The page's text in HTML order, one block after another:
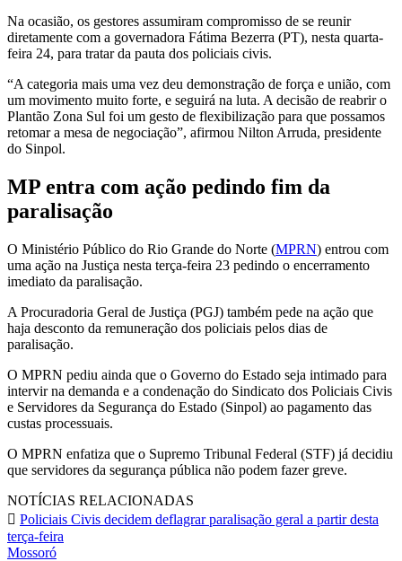
Na ocasião, os gestores assumiram compromisso de se reunir
diretamente com a governadora Fátima Bezerra (PT), nesta quarta-
feira 24, para tratar da pauta dos policiais civis.
“A categoria mais uma vez deu demonstração de força e união, com
um movimento muito forte, e seguirá na luta. A decisão de reabrir o
Plantão Zona Sul foi um gesto de flexibilização para que possamos
retomar a mesa de negociação”, afirmou Nilton Arruda, presidente
do Sinpol.
MP entra com ação pedindo fim da
paralisação
O Ministério Público do Rio Grande do Norte (MPRN) entrou com
uma ação na Justiça nesta terça-feira 23 pedindo o encerramento
imediato da paralisação.
A Procuradoria Geral de Justiça (PGJ) também pede na ação que
haja desconto da remuneração dos policiais pelos dias de
paralisação.
O MPRN pediu ainda que o Governo do Estado seja intimado para
intervir na demanda e a condenação do Sindicato dos Policiais Civis
e Servidores da Segurança do Estado (Sinpol) ao pagamento das
custas processuais.
O MPRN enfatiza que o Supremo Tribunal Federal (STF) já decidiu
que servidores da segurança pública não podem fazer greve.
NOTÍCIAS RELACIONADAS
Policiais Civis decidem deflagrar paralisação geral a partir desta
terça-feira
Mossoró